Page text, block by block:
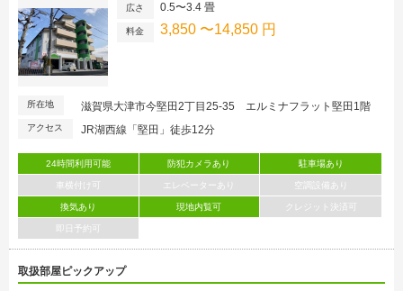
広さ 0.5〜3.4 畳
料金 3,850 〜14,850 円
所在地 滋賀県大津市今堅田2丁目25-35 エルミナフラット堅田1階
アクセス JR湖西線「堅田」徒歩12分
24時間利用可能 防犯カメラあり 駐車場あり
車横付け可 エレベーターあり 空調設備あり
換気あり 現地内覧可 クレジット決済可
即日予約可
取扱部屋ピックアップ